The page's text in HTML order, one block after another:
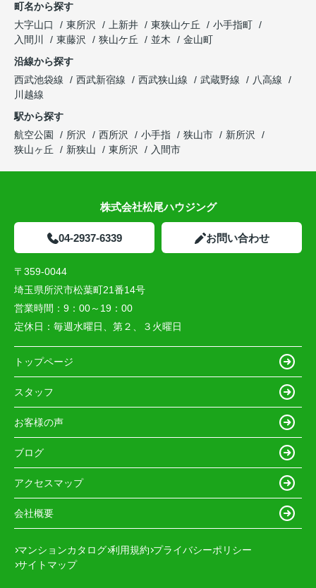
町名から探す
大字山口
東所沢 上新井 東狭山ケ丘
小手指町
入間川
東藤沢 狭山ケ丘 並木
金山町
沿線から探す
西武池袋線
西武新宿線 西武狭山線 武蔵野線
八高線
川越線
駅から探す
航空公園
所沢 西所沢 小手指 狭山市
新所沢
狭山ヶ丘
新狭山 東所沢 入間市
株式会社松尾ハウジング
04-2937-6339 お問い合わせ
〒359-0044
埼玉県所沢市松葉町21番14号
営業時間： 9：00～19：00
定休日： 毎週水曜日、第２、３火曜日
トップページ
スタッフ
お客様の声
ブログ
アクセスマップ
会社概要
マンションカタログ 利用規約 プライバシーポリシー
サイトマップ